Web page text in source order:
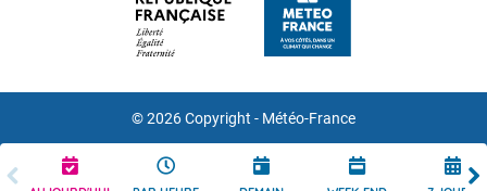
© 2026 Copyright - Météo-France